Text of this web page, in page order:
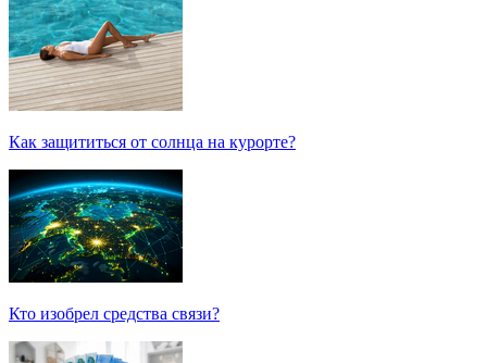
Как защититься от солнца на курорте?
Кто изобрел средства связи?